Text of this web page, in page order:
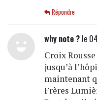
Répondre
why note ?le
Croix
jusqu’à
maintenant
Frères